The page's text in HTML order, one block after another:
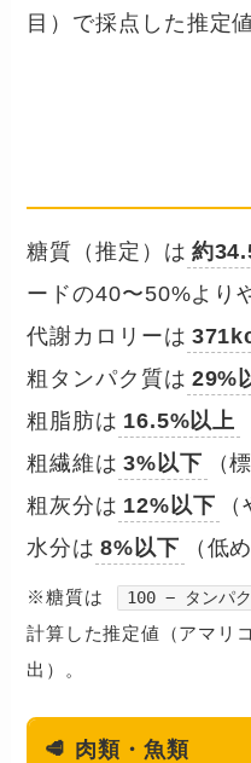
目）で採点した推定
糖質（推定）は 約
ードの40〜50%より
代謝カロリーは
粗タンパク質は 29%
粗脂肪は 16.5%以上
粗繊維は 3%以下
（
粗灰分は 12%以下
水分は 8%以下 （低
※糖質は 100 − タンパ
計算した推定値（アマリ
出）。
🥩 肉類・魚類